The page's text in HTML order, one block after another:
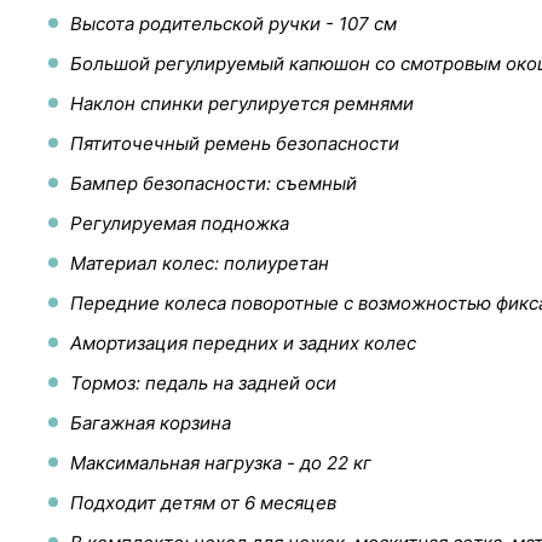
Высота родительской ручки - 107 см
Большой регулируемый капюшон со смотровым
Наклон спинки регулируется ремнями
Пятиточечный ремень безопасности
Бампер безопасности: съемный
Регулируемая подножка
Материал колес: полиуретан
Передние колеса поворотные с возможностью
Амортизация передних и задних колес
Тормоз: педаль на задней оси
Багажная корзина
Максимальная нагрузка - до 22 кг
Подходит детям от 6 месяцев